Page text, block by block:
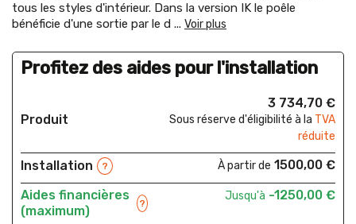
tous les styles d'intérieur. Dans la version IK le poêle
bénéficie d'une sortie par le d ... Voir plus
Profitez des aides pour l'installation
Produit
3 734,70 €
Sous réserve d'éligibilité à la TVA
réduite
Installation ? À partir de 1500,00 €
Aides financières
(maximum)
?
Jusqu'à -1250,00 €